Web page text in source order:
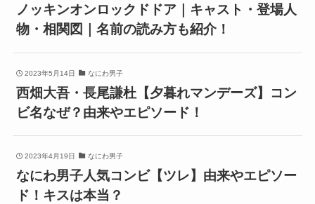
ノッキンオンロックドドア｜キャスト・登場人
物・相関図｜名前の読み方も紹介！
2023年5月14日 なにわ男子
西畑大吾・長尾謙杜【夕暮れマンデーズ】コン
ビ名なぜ？由来やエピソード！
2023年4月19日 なにわ男子
なにわ男子人気コンビ【ツレ】由来やエピソー
ド！キスは本当？